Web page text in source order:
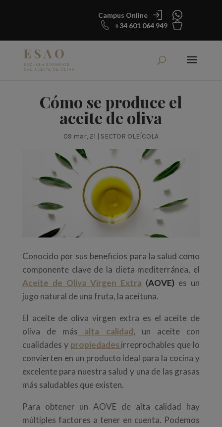
Campus Online
+34 601 064 949
Cómo se produce el
aceite de oliva
09 mar, 21 | SECTOR OLEÍCOLA
Conocido por sus beneficios para la salud como
componente clave de la dieta mediterránea, el
Aceite de Oliva Virgen Extra (AOVE) es un
jugo natural de una fruta, la aceituna.
El aceite de oliva virgen extra es el aceite de
oliva de más alta calidad, un aceite con
cualidades y propiedadesirreprochables que lo
convierten en un producto ideal para la cocina y
excelente para nuestra salud y una de las grasas
más saludables que existen.
Para obtener un AOVE de alta calidad hay
múltiples factores a tener en cuenta. Podemos